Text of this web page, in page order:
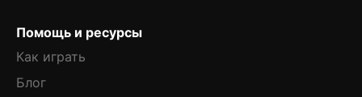
Помощь и ресурсы
Как играть
Блог